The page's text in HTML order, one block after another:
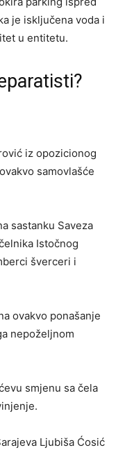
je isključena voda i
u entitetu.
iz opozicionog
samovlašće
sastanku Saveza
Istočnog
šverceri i
ovakvo ponašanje
nepoželjnom
smjenu sa čela
Ljubiša Ćosić